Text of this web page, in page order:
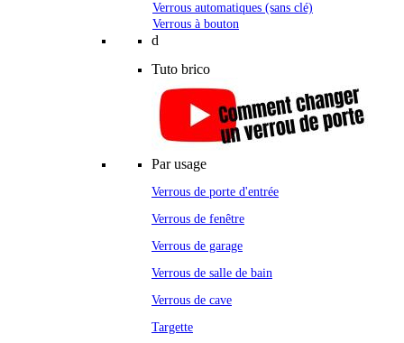
Verrous automatiques (sans clé)
Verrous à bouton
d
Tuto brico
Par usage
Verrous de porte d'entrée
Verrous de fenêtre
Verrous de garage
Verrous de salle de bain
Verrous de cave
Targette